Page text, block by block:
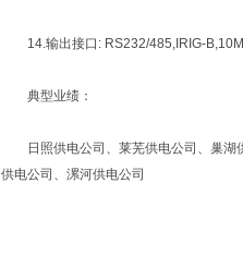
14.输出接口: RS232/485,IRIG-
典型业绩：
日照供电公司、莱芜供电公司、巢湖
供电公司、漯河供电公司